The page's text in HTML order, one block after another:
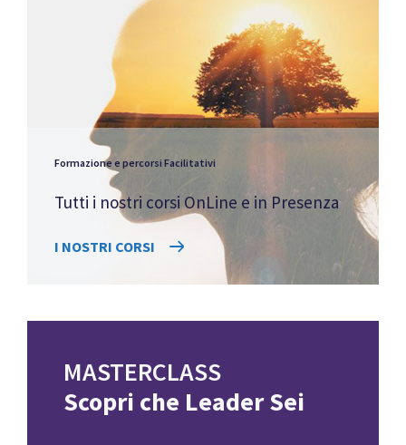
Formazione e percorsi Facilitativi
Tutti i nostri corsi OnLine e in Presenza
I NOSTRI CORSI
MASTERCLASS
Scopri che Leader Sei